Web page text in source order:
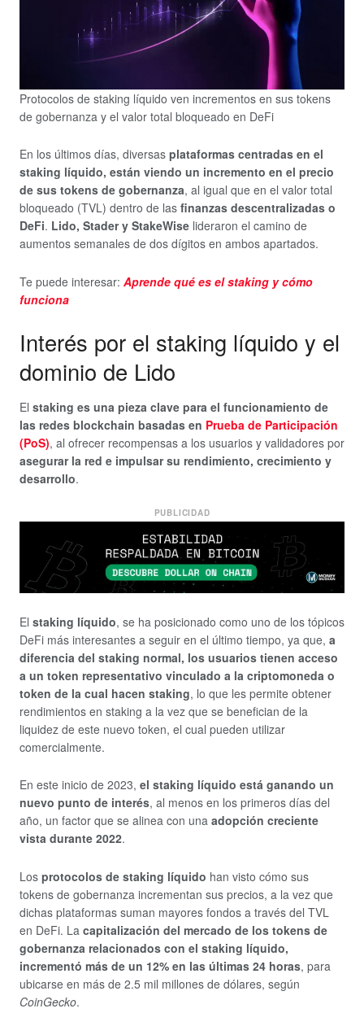
Protocolos de staking líquido ven incrementos en sus tokens
de gobernanza y el valor total bloqueado en DeFi
En los últimos días, diversas plataformas centradas en el
staking líquido, están viendo un incremento en el precio
de sus tokens de gobernanza, al igual que en el valor total
bloqueado (TVL) dentro de las finanzas descentralizadas o
DeFi. Lido, Stader y StakeWise lideraron el camino de
aumentos semanales de dos dígitos en ambos apartados.
Te puede interesar: Aprende qué es el staking y cómo
funciona
Interés por el staking líquido y el
dominio de Lido
El staking es una pieza clave para el funcionamiento de
las redes blockchain basadas en Prueba de Participación
(PoS), al ofrecer recompensas a los usuarios y validadores por
asegurar la red e impulsar su rendimiento, crecimiento y
desarrollo.
PUBLICIDAD
El staking líquido, se ha posicionado como uno de los tópicos
DeFi más interesantes a seguir en el último tiempo, ya que, a
diferencia del staking normal, los usuarios tienen acceso
a un token representativo vinculado a la criptomoneda o
token de la cual hacen staking, lo que les permite obtener
rendimientos en staking a la vez que se benefician de la
liquidez de este nuevo token, el cual pueden utilizar
comercialmente.
En este inicio de 2023, el staking líquido está ganando un
nuevo punto de interés, al menos en los primeros días del
año, un factor que se alinea con una adopción creciente
vista durante 2022.
Los protocolos de staking líquido han visto cómo sus
tokens de gobernanza incrementan sus precios, a la vez que
dichas plataformas suman mayores fondos a través del TVL
en DeFi. La capitalización del mercado de los tokens de
gobernanza relacionados con el staking líquido,
incrementó más de un 12% en las últimas 24 horas, para
ubicarse en más de 2.5 mil millones de dólares, según
CoinGecko.